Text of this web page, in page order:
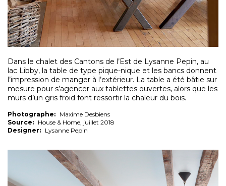
Dans le chalet des Cantons de l’Est de Lysanne Pepin, au
lac Libby, la table de type pique-nique et les bancs donnent
l’impression de manger à l’extérieur. La table a été bâtie sur
mesure pour s’agencer aux tablettes ouvertes, alors que les
murs d’un gris froid font ressortir la chaleur du bois.
Photographe: Maxime Desbiens
Source: House & Home, juillet 2018
Designer: Lysanne Pepin